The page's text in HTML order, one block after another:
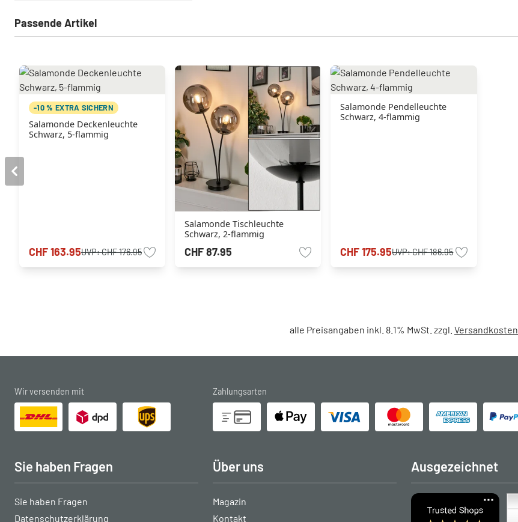
Passende Artikel
-10 % EXTRA SICHERN
Salamonde Deckenleuchte
Schwarz, 5-flammig
CHF 163.95UVP:CHF 176.95
Salamonde Tischleuchte
Schwarz, 2-flammig
CHF 87.95
Salamonde Pendelleuchte
Schwarz, 4-flammig
CHF 175.95UVP:CHF 186.95
alle Preisangaben inkl. 8.1% MwSt. zzgl. Versandkosten
Wir versenden mit Zahlungsarten
Sie haben Fragen
Sie haben Fragen
Datenschutzerklärung
Über uns
Magazin
Kontakt
Ausgezeichnet